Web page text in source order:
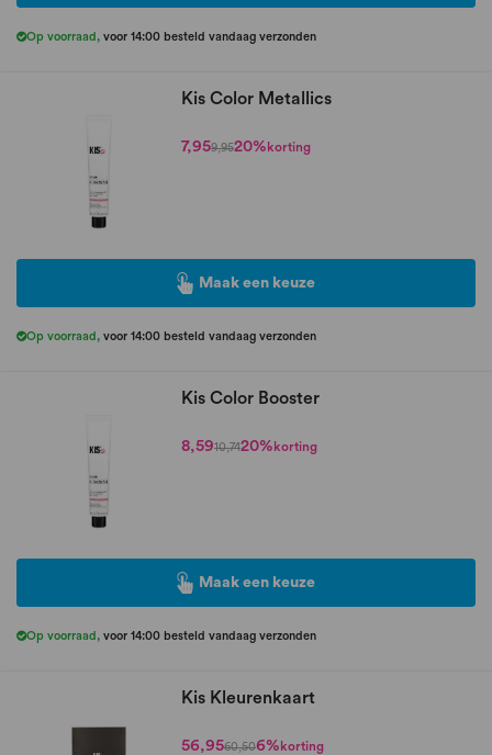
Op voorraad , voor 14:00 besteld vandaag verzonden
Kis Color Metallics
7,959,9520% korting
Maak een keuze
Op voorraad , voor 14:00 besteld vandaag verzonden
Kis Color Booster
8,5910,7420% korting
Maak een keuze
Op voorraad , voor 14:00 besteld vandaag verzonden
Kis Kleurenkaart
56,9560,506% korting